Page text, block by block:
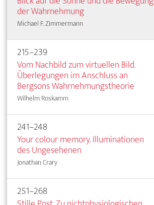
der Wahrnehmung
Michael F. Zimmermann
215–239
Vom Nachbild zum virtuellen Bild.
Überlegungen im Anschluss an
Bergsons Wahrnehmungstheorie
Wilhelm Roskamm
241–248
Your colour memory. Illuminationen
des Ungesehenen
Jonathan Crary
251–268